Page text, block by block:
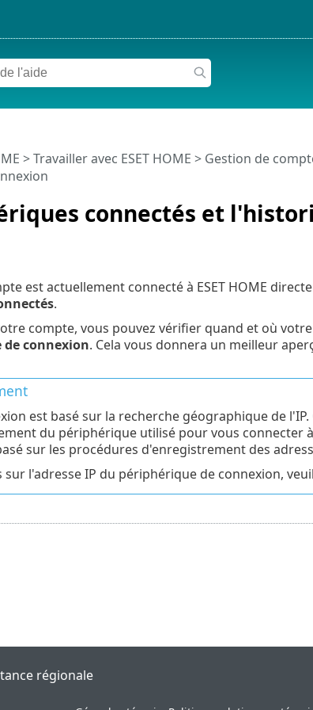
connectés et
>Travailler avec ESET HOME > Gestion de
est actuellement connecté à ESET HOME
.
compte, vous pouvez vérifier quand et où votre
connexion. Cela vous donnera un meilleur
est basé sur la recherche géographique de
du périphérique utilisé pour vous connecter à
sur les procédures d'enregistrement des
l'adresse IP du périphérique de connexion,
régionale